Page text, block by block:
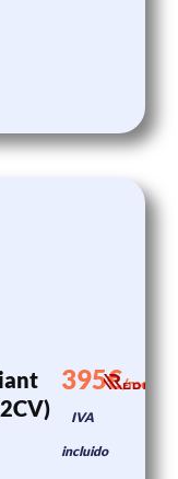
395€/mes
IVA
incluido